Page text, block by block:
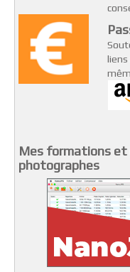
liens
Mes formations et
photographes